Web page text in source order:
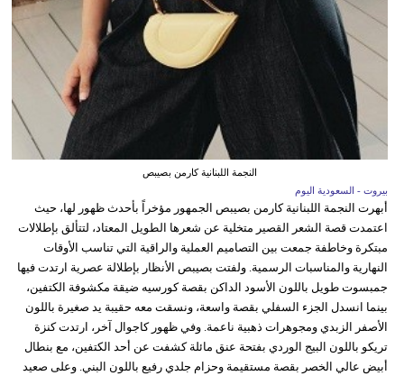
النجمة اللبنانية كارمن بصيبص
بيروت - السعودية اليوم
أبهرت النجمة اللبنانية كارمن بصيبص الجمهور مؤخراً بأحدث ظهور لها، حيث
اعتمدت قصة الشعر القصير متخلية عن شعرها الطويل المعتاد، لتتألق بإطلالات
مبتكرة وخاطفة جمعت بين التصاميم العملية والراقية التي تناسب الأوقات
النهارية والمناسبات الرسمية. ولفتت بصيبص الأنظار بإطلالة عصرية ارتدت فيها
جمبسوت طويل باللون الأسود الداكن بقصة كورسيه ضيقة مكشوفة الكتفين،
بينما انسدل الجزء السفلي بقصة واسعة، ونسقت معه حقيبة يد صغيرة باللون
الأصفر الزبدي ومجوهرات ذهبية ناعمة. وفي ظهور كاجوال آخر، ارتدت كنزة
تريكو باللون البيج الوردي بفتحة عنق مائلة كشفت عن أحد الكتفين، مع بنطال
أبيض عالي الخصر بقصة مستقيمة وحزام جلدي رفيع باللون البني. وعلى صعيد